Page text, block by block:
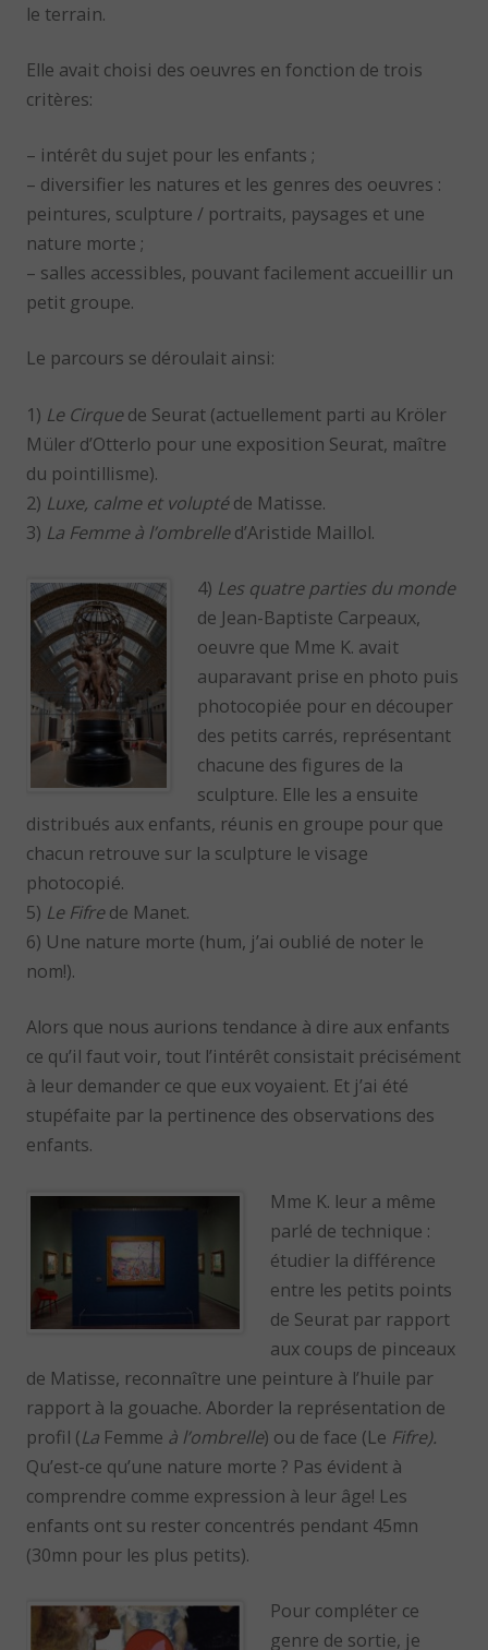
le terrain.
Elle avait choisi des oeuvres en fonction de trois
critères:
– intérêt du sujet pour les enfants ;
– diversifier les natures et les genres des oeuvres :
peintures, sculpture / portraits, paysages et une
nature morte ;
– salles accessibles, pouvant facilement accueillir un
petit groupe.
Le parcours se déroulait ainsi:
1) Le Cirquede Seurat (actuellement parti au Kröler
Müler d’Otterlo pour une exposition Seurat, maître
du pointillisme).
2) Luxe, calme et voluptéde Matisse.
3) La Femme à l’ombrelled’Aristide Maillol.
4) Les quatre parties du monde
de Jean-Baptiste Carpeaux,
oeuvre que Mme K. avait
auparavant prise en photo puis
photocopiée pour en découper
des petits carrés, représentant
chacune des figures de la
sculpture. Elle les a ensuite
distribués aux enfants, réunis en groupe pour que
chacun retrouve sur la sculpture le visage
photocopié.
5) Le Fifrede Manet.
6) Une nature morte (hum, j’ai oublié de noter le
nom!).
Alors que nous aurions tendance à dire aux enfants
ce qu’il faut voir, tout l’intérêt consistait précisément
à leur demander ce que eux voyaient. Et j’ai été
stupéfaite par la pertinence des observations des
enfants.
Mme K. leur a même
parlé de technique :
étudier la différence
entre les petits points
de Seurat par rapport
aux coups de pinceaux
de Matisse, reconnaître une peinture à l’huile par
rapport à la gouache. Aborder la représentation de
profil (La Femme à l’ombrelle) ou de face (Le Fifre).
Qu’est-ce qu’une nature morte ? Pas évident à
comprendre comme expression à leur âge! Les
enfants ont su rester concentrés pendant 45mn
(30mn pour les plus petits).
Pour compléter ce
genre de sortie, je